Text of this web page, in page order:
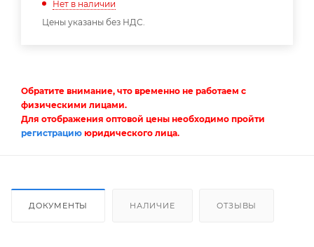
Нет в наличии
Цены указаны без НДС.
Обратите внимание, что временно не работаем с
физическими лицами.
Для отображения оптовой цены необходимо пройти
регистрацию юридического лица.
ДОКУМЕНТЫ НАЛИЧИЕ ОТЗЫВЫ